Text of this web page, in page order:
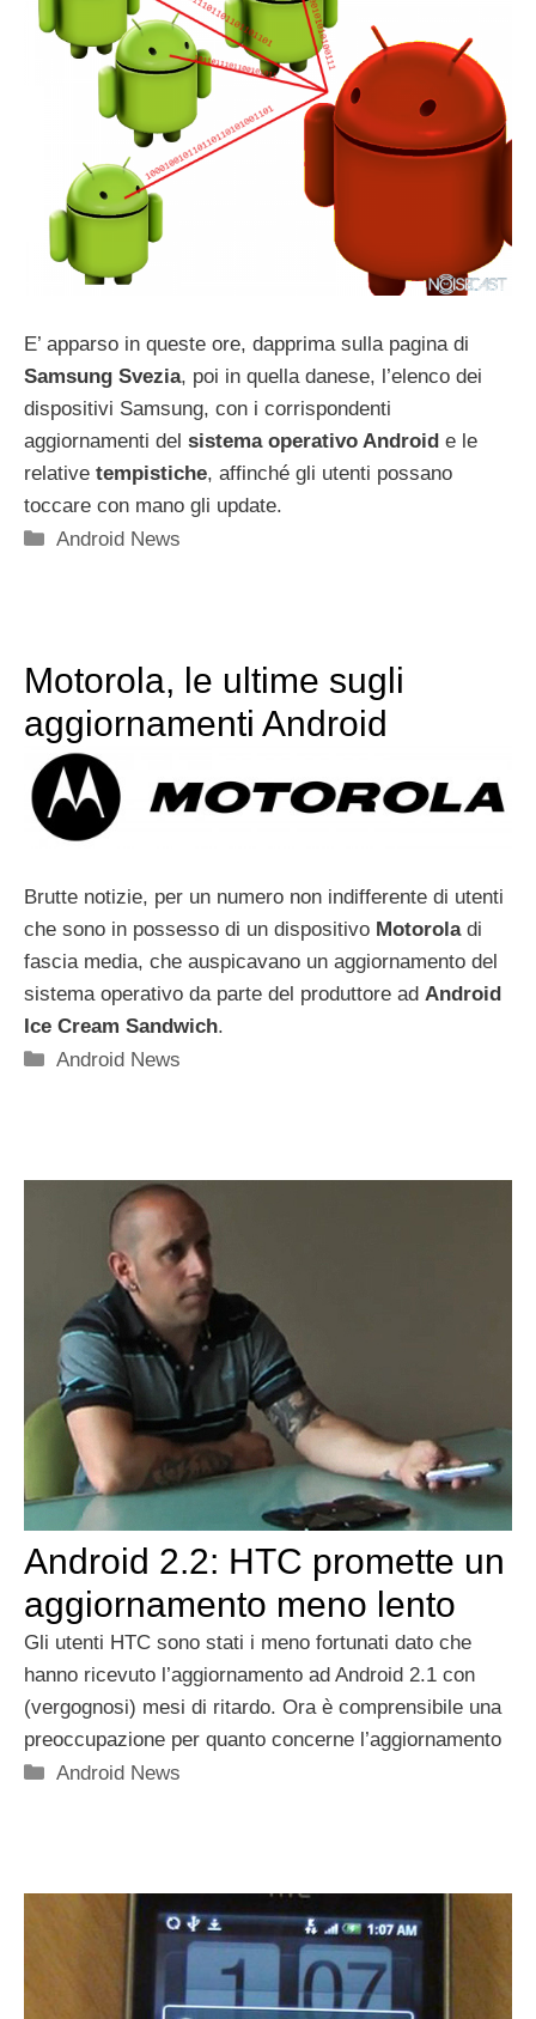
E’ apparso in queste ore, dapprima sulla pagina di
Samsung Svezia, poi in quella danese, l’elenco dei
dispositivi Samsung, con i corrispondenti
aggiornamenti del sistema operativo Android e le
relative tempistiche, affinché gli utenti possano
toccare con mano gli update.
Categorie
Android News
Motorola, le ultime sugli
aggiornamenti Android
Brutte notizie, per un numero non indifferente di utenti
che sono in possesso di un dispositivo Motoroladi
fascia media, che auspicavano un aggiornamento del
sistema operativo da parte del produttore ad Android
Ice Cream Sandwich.
Categorie
Android News
Android 2.2: HTC promette un
aggiornamento meno lento
Gli utenti HTC sono stati i meno fortunati dato che
hanno ricevuto l’aggiornamento ad Android 2.1 con
(vergognosi) mesi di ritardo. Ora è comprensibile una
preoccupazione per quanto concerne l’aggiornamento
Categorie
Android News